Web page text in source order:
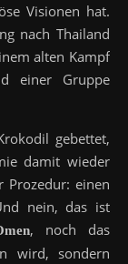
Visionen hat.
nach Thailand
alten Kampf
einer Gruppe
gebettet,
damit wieder
Prozedur: einen
nein, das ist
, noch das
wird, sondern